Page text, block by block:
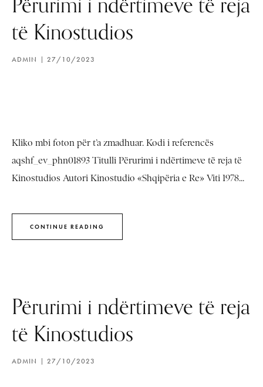
të Kinostudios
ADMIN 27/10/2023
Kliko mbi foton për t’a zmadhuar. Kodi i referencës
aqshf_ev_phn01893 Titulli Përurimi i ndërtimeve të reja të
Kinostudios Autori Kinostudio «Shqipëria e Re» Viti 1978...
CONTINUE READING
Përurimi i ndërtimeve të reja
të Kinostudios
ADMIN 27/10/2023